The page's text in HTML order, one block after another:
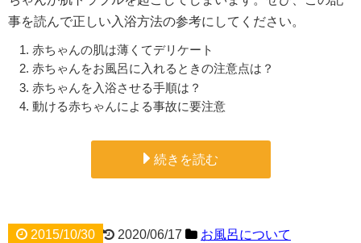
事を読んで正しい入浴方法の参考にしてください。
赤ちゃんの肌は薄くてデリケート
赤ちゃんをお風呂に入れるときの注意点は？
赤ちゃんを入浴させる手順は？
動ける赤ちゃんによる事故に要注意
続きを読む
2015/10/30 2020/06/17 お風呂について